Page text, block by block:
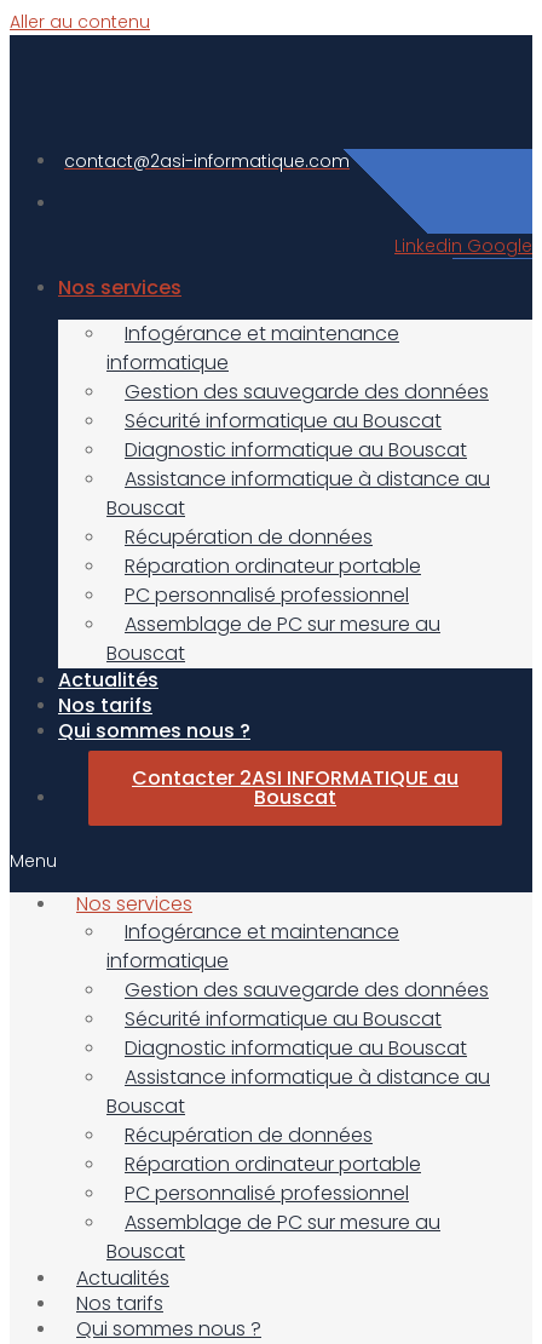
Aller au contenu
contact@2asi-informatique.com
Linkedin Google
Nos services
Infogérance et maintenance
informatique
Gestion des sauvegarde des données
Sécurité informatique au Bouscat
Diagnostic informatique au Bouscat
Assistance informatique à distance au
Bouscat
Récupération de données
Réparation ordinateur portable
PC personnalisé professionnel
Assemblage de PC sur mesure au
Bouscat
Actualités
Nos tarifs
Qui sommes nous ?
Contacter 2ASI INFORMATIQUE au
Bouscat
Menu
Nos services
Infogérance et maintenance
informatique
Gestion des sauvegarde des données
Sécurité informatique au Bouscat
Diagnostic informatique au Bouscat
Assistance informatique à distance au
Bouscat
Récupération de données
Réparation ordinateur portable
PC personnalisé professionnel
Assemblage de PC sur mesure au
Bouscat
Actualités
Nos tarifs
Qui sommes nous ?